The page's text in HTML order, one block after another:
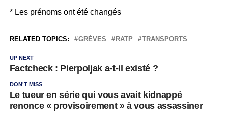
* Les prénoms ont été changés
RELATED TOPICS: GRÈVES RATP TRANSPORTS
UP NEXT
Factcheck : Pierpoljak a-t-il existé ?
DON'T MISS
Le tueur en série qui vous avait kidnappé
renonce « provisoirement » à vous assassiner